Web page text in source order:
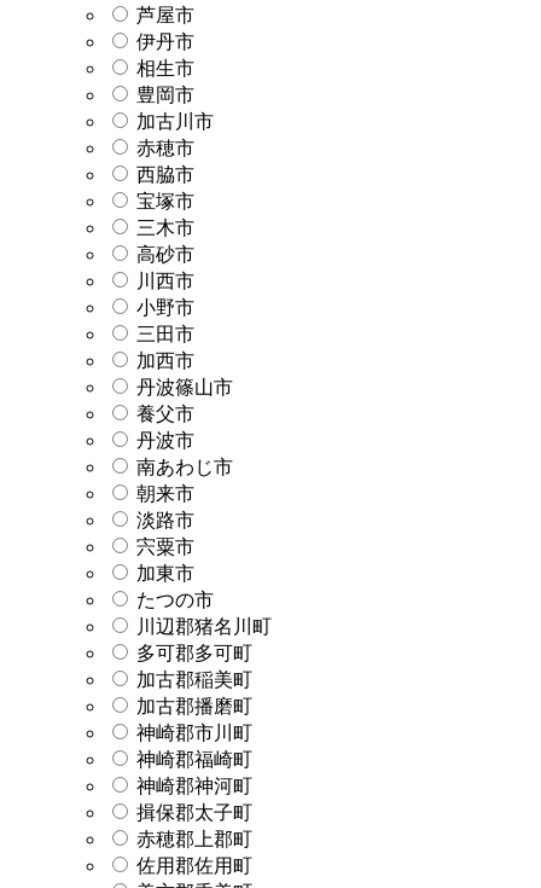
芦屋市
伊丹市
相生市
豊岡市
加古川市
赤穂市
西脇市
宝塚市
三木市
高砂市
川西市
小野市
三田市
加西市
丹波篠山市
養父市
丹波市
南あわじ市
朝来市
淡路市
宍粟市
加東市
たつの市
川辺郡猪名川町
多可郡多可町
加古郡稲美町
加古郡播磨町
神崎郡市川町
神崎郡福崎町
神崎郡神河町
揖保郡太子町
赤穂郡上郡町
佐用郡佐用町